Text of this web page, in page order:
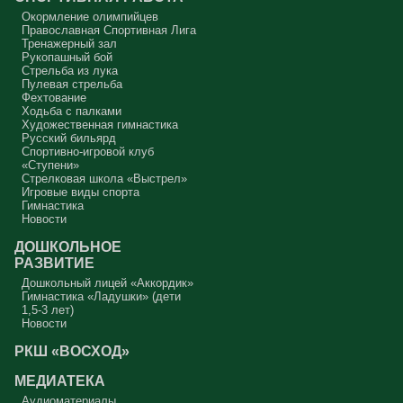
Окормление олимпийцев
Православная Спортивная Лига
Тренажерный зал
Рукопашный бой
Стрельба из лука
Пулевая стрельба
Фехтование
Ходьба с палками
Художественная гимнастика
Русский бильярд
Спортивно-игровой клуб
«Ступени»
Стрелковая школа «Выстрел»
Игровые виды спорта
Гимнастика
Новости
ДОШКОЛЬНОЕ
РАЗВИТИЕ
Дошкольный лицей «Аккордик»
Гимнастика «Ладушки» (дети
1,5-3 лет)
Новости
РКШ «ВОСХОД»
МЕДИАТЕКА